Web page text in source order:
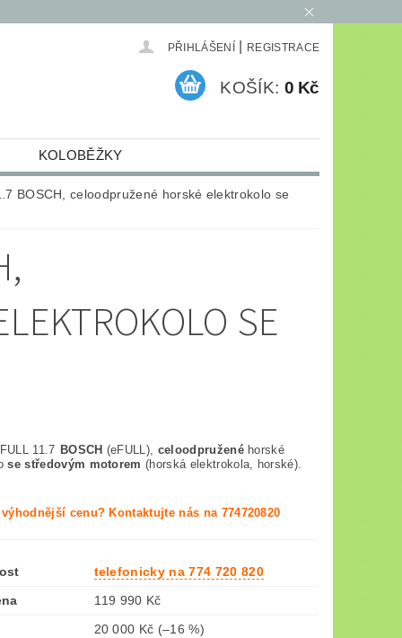
PŘIHLÁŠENÍ REGISTRACE
KOŠÍK: 0 Kč
KOLOBĚŽKY
ELEKTRO ARCHIV
BOSCH, celoodpružené horské elektrokolo se
SE
11.7 BOSCH (eFULL), celoodpruženéhorské
se středovým motorem(horská elektrokola, horské).
cenu? Kontaktujte nás na 774720820
telefonicky na 774 720 820
119 990 Kč
20 000 Kč (–16 %)